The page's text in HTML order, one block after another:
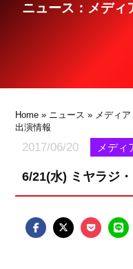
グッズ
ニュース：メディ
Home » ニュース » メディア
出演情報
2017/06/20 メディ
6/21(水) ミヤラジ